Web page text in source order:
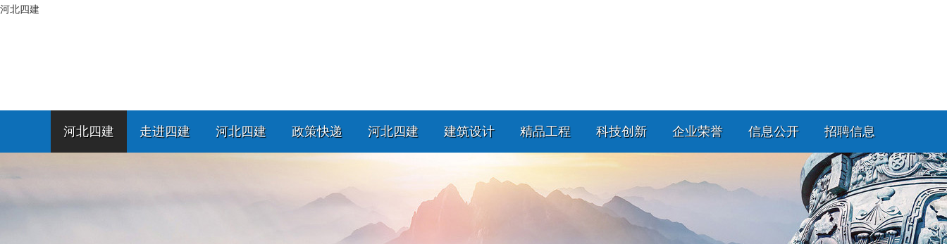
河北四建
河北四建 走进四建 河北四建 政策快递 河北四建 建筑设计 精品工程 科技创新 企业荣誉 信息公开 招聘信息